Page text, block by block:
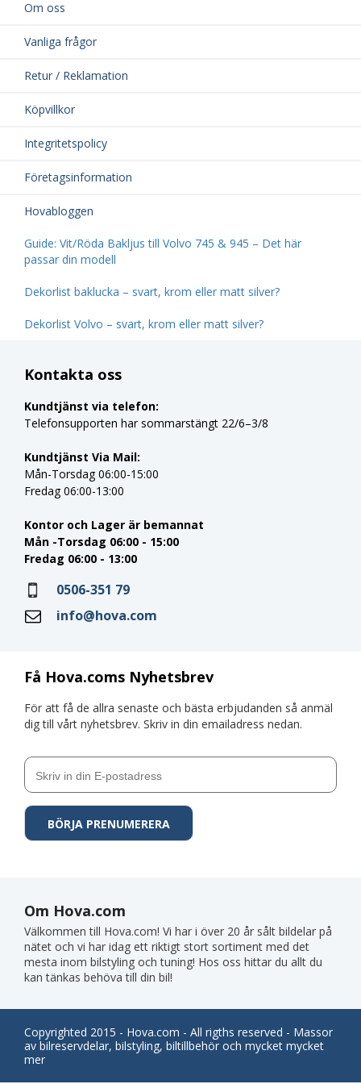
Om oss
Vanliga frågor
Retur / Reklamation
Köpvillkor
Integritetspolicy
Företagsinformation
Hovabloggen
Guide: Vit/Röda Bakljus till Volvo 745 & 945 – Det här
passar din modell
Dekorlist baklucka – svart, krom eller matt silver?
Dekorlist Volvo – svart, krom eller matt silver?
Få Hova.coms Nyhetsbrev
För att få de allra senaste och bästa erbjudanden så anmäl
dig till vårt nyhetsbrev. Skriv in din emailadress nedan.
Kontakta oss
Kundtjänst via telefon:
Telefonsupporten har sommarstängt 22/6–3/8
Kundtjänst Via Mail:
Mån-Torsdag 06:00-15:00
Fredag 06:00-13:00
Kontor och Lager är bemannat
Mån -Torsdag 06:00 - 15:00
Fredag 06:00 - 13:00
0506-351 79
info@hova.com
Om Hova.com
Välkommen till Hova.com! Vi har i över 20 år sålt bildelar på
nätet och vi har idag ett riktigt stort sortiment med det
mesta inom bilstyling och tuning! Hos oss hittar du allt du
kan tänkas behöva till din bil!
Copyrighted 2015 - Hova.com - All rigths reserved - Massor
av bilreservdelar, bilstyling, biltillbehör och mycket mycket
mer